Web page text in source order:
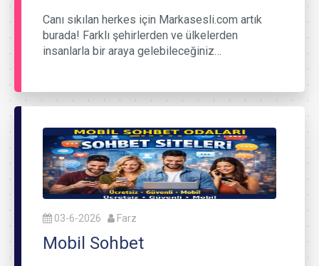
Canı sıkılan herkes için Markasesli.com artık
burada! Farklı şehirlerden ve ülkelerden
insanlarla bir araya gelebileceğiniz…
03-6-2026 Farz
Mobil Sohbet